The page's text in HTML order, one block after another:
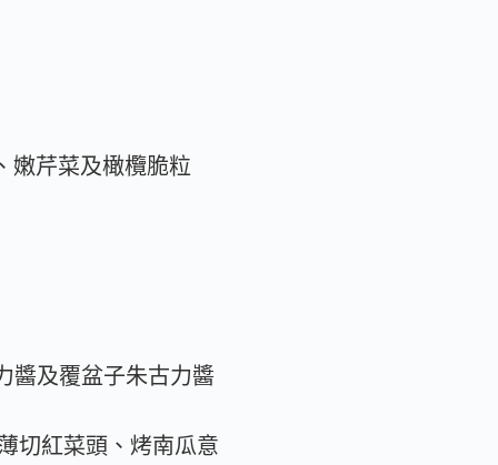
嫩芹菜及橄欖脆粒
醬及覆盆子朱古力醬
切紅菜頭、烤南瓜意